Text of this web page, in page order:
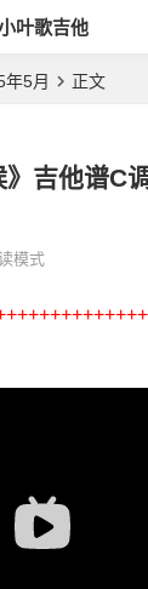
叶歌吉他
年5月 正文
吉他谱C
模式